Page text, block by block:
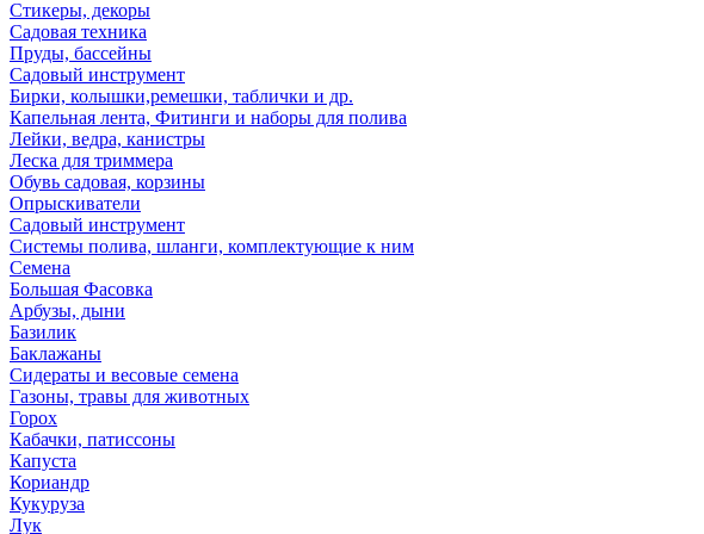
Стикеры, декоры
Садовая техника
Пруды, бассейны
Садовый инструмент
Бирки, колышки,ремешки, таблички и др.
Капельная лента, Фитинги и наборы для полива
Лейки, ведра, канистры
Леска для триммера
Обувь садовая, корзины
Опрыскиватели
Садовый инструмент
Системы полива, шланги, комплектующие к ним
Семена
Большая Фасовка
Арбузы, дыни
Базилик
Баклажаны
Сидераты и весовые семена
Газоны, травы для животных
Горох
Кабачки, патиссоны
Капуста
Кориандр
Кукуруза
Лук